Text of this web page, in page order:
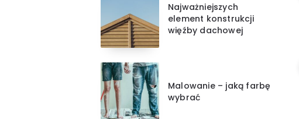
Najważniejszych
element konstrukcji
więźby dachowej
Malowanie – jaką farbę
wybrać